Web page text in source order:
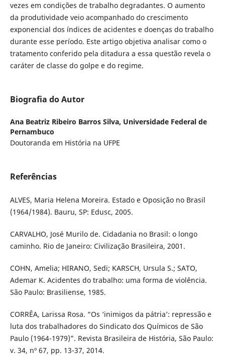
vezes em condições de trabalho degradantes. O aumento
da produtividade veio acompanhado do crescimento
exponencial dos índices de acidentes e doenças do trabalho
durante esse período. Este artigo objetiva analisar como o
tratamento conferido pela ditadura a essa questão revela o
caráter de classe do golpe e do regime.
Biografia do Autor
Ana Beatriz Ribeiro Barros Silva, Universidade Federal de
Pernambuco
Doutoranda em História na UFPE
Referências
ALVES, Maria Helena Moreira. Estado e Oposição no Brasil
(1964/1984). Bauru, SP: Edusc, 2005.
CARVALHO, José Murilo de. Cidadania no Brasil: o longo
caminho. Rio de Janeiro: Civilização Brasileira, 2001.
COHN, Amelia; HIRANO, Sedi; KARSCH, Ursula S.; SATO,
Ademar K. Acidentes do trabalho: uma forma de violência.
São Paulo: Brasiliense, 1985.
CORRÊA, Larissa Rosa. “Os ‘inimigos da pátria’: repressão e
luta dos trabalhadores do Sindicato dos Químicos de São
Paulo (1964-1979)”. Revista Brasileira de História, São Paulo:
v. 34, nº 67, pp. 13-37, 2014.